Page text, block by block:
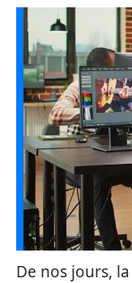
De nos jours,